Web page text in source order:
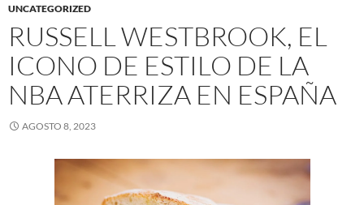
UNCATEGORIZED
RUSSELL WESTBROOK, EL
ICONO DE ESTILO DE LA
NBA ATERRIZA EN ESPAÑA
AGOSTO 8, 2023